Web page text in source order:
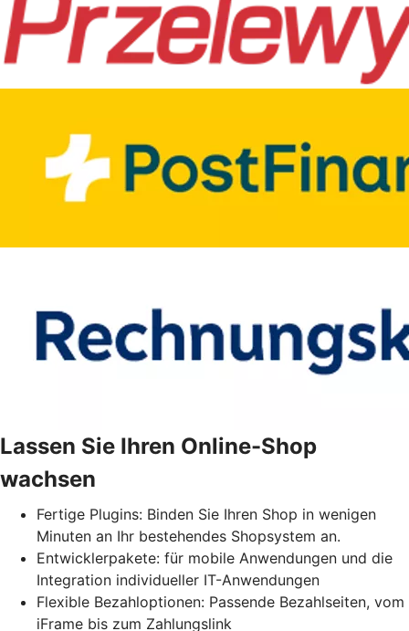
Lassen Sie Ihren Online-Shop
wachsen
Fertige Plugins: Binden Sie Ihren Shop in wenigen
Minuten an Ihr bestehendes Shopsystem an.
Entwicklerpakete: für mobile Anwendungen und die
Integration individueller IT-Anwendungen
Flexible Bezahloptionen: Passende Bezahlseiten, vom
iFrame bis zum Zahlungslink